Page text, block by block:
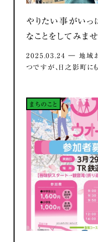
やりたい事がい
なことをしてみま
2025.03.24 ― 地域お
つですが、日之影町に
まちのこと